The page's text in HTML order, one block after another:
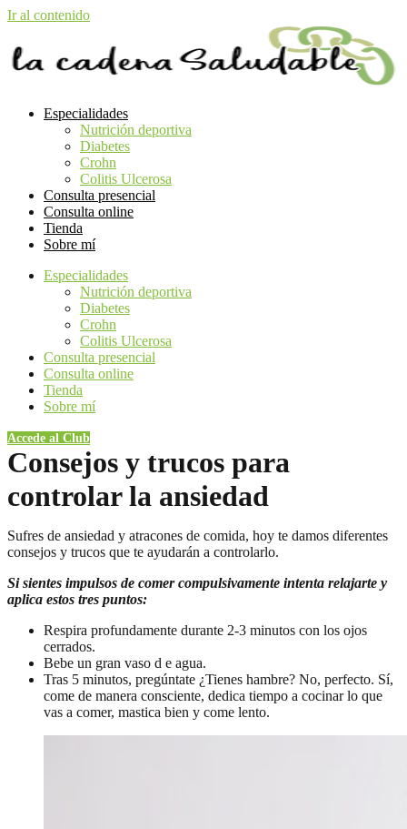
Ir al contenido
Especialidades
Nutrición deportiva
Diabetes
Crohn
Colitis Ulcerosa
Consulta presencial
Consulta online
Tienda
Sobre mí
Especialidades
Nutrición deportiva
Diabetes
Crohn
Colitis Ulcerosa
Consulta presencial
Consulta online
Tienda
Sobre mí
Accede al Club
Consejos y trucos para
controlar la ansiedad
Sufres de ansiedad y atracones de comida, hoy te damos diferentes
consejos y trucos que te ayudarán a controlarlo.
Si sientes impulsos de comer compulsivamente intenta relajarte y
aplica estos tres puntos:
Respira profundamente durante 2-3 minutos con los ojos
cerrados.
Bebe un gran vaso d e agua.
Tras 5 minutos, pregúntate ¿Tienes hambre? No, perfecto. Sí,
come de manera consciente, dedica tiempo a cocinar lo que
vas a comer, mastica bien y come lento.